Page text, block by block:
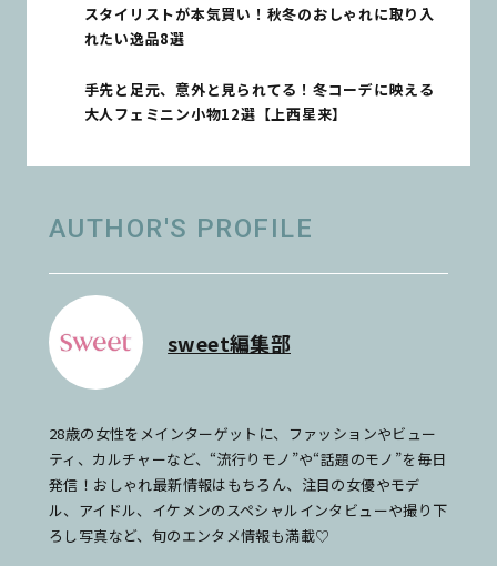
スタイリストが本気買い！秋冬のおしゃれに取り入
れたい逸品8選
手先と足元、意外と見られてる！冬コーデに映える
大人フェミニン小物12選【上西星来】
AUTHOR'S PROFILE
sweet編集部
28歳の女性をメインターゲットに、ファッションやビュー
ティ、カルチャーなど、“流行りモノ”や“話題のモノ”を毎日
発信！おしゃれ最新情報はもちろん、注目の女優やモデ
ル、アイドル、イケメンのスペシャルインタビューや撮り下
ろし写真など、旬のエンタメ情報も満載♡